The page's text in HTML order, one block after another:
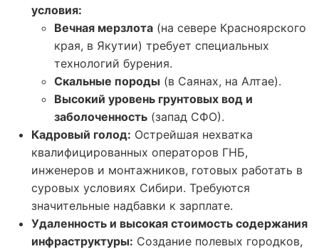
условия:
Вечная мерзлота (на севере Красноярского
края, в Якутии) требует специальных
технологий бурения.
Скальные породы (в Саянах, на Алтае).
Высокий уровень грунтовых вод и
заболоченность (запад СФО).
Кадровый голод: Острейшая нехватка
квалифицированных операторов ГНБ,
инженеров и монтажников, готовых работать в
суровых условиях Сибири. Требуются
значительные надбавки к зарплате.
Удаленность и высокая стоимость содержания
инфраструктуры: Создание полевых городков,